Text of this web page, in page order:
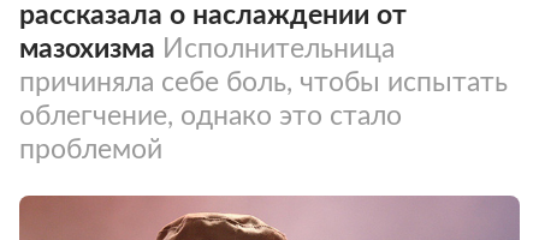
рассказала о наслаждении от
мазохизма Исполнительница
причиняла себе боль, чтобы испытать
облегчение, однако это стало
проблемой